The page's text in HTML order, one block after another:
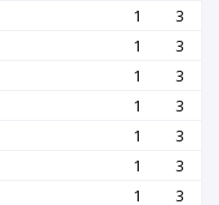
1
3
1
3
1
3
1
3
1
3
1
3
1 3